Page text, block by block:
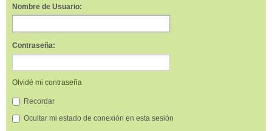
Nombre de Usuario:
Contraseña:
Olvidé mi contraseña
Recordar
Ocultar mi estado de conexión en esta sesión